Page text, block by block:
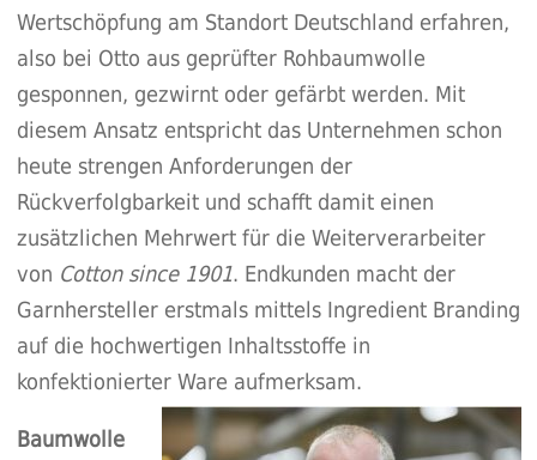
Wertschöpfung am Standort Deutschland erfahren,
also bei Otto aus geprüfter Rohbaumwolle
gesponnen, gezwirnt oder gefärbt werden. Mit
diesem Ansatz entspricht das Unternehmen schon
heute strengen Anforderungen der
Rückverfolgbarkeit und schafft damit einen
zusätzlichen Mehrwert für die Weiterverarbeiter
von Cotton since 1901. Endkunden macht der
Garnhersteller erstmals mittels Ingredient Branding
auf die hochwertigen Inhaltsstoffe in
konfektionierter Ware aufmerksam.
Baumwolle